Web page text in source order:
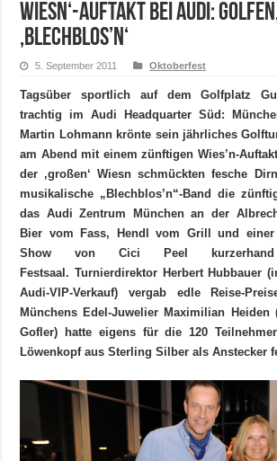
Wiesn‘-Auftakt bei Audi:
‚Blechblos’n‘
5. September 2011 Oktoberfest
Tagsüber sportlich auf dem Golfplatz
trachtig im Audi Headquarter Süd:
Martin Lohmann krönte sein jährliches
am Abend mit einem zünftigen Wies’n-
der ‚großen‘ Wiesn schmückten fesche
musikalische „Blechblos’n“-Band die
das Audi Zentrum München an der
Bier vom Fass, Hendl vom Grill und einer
Show von Cici Peel
Festsaal. Turnierdirektor Herbert Hubbauer
Audi-VIP-Verkauf) vergab edle Reise-
Münchens Edel-Juwelier Maximilian Heiden
Gofler) hatte eigens für die 120
Löwenkopf aus Sterling Silber als Anstecker